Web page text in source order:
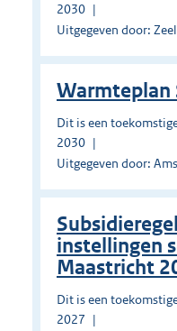
2030
Uitgegeven door:
Warmteplan
Dit is een
2030
Uitgegeven door:
instellingen
Maastricht
Dit is een
2027